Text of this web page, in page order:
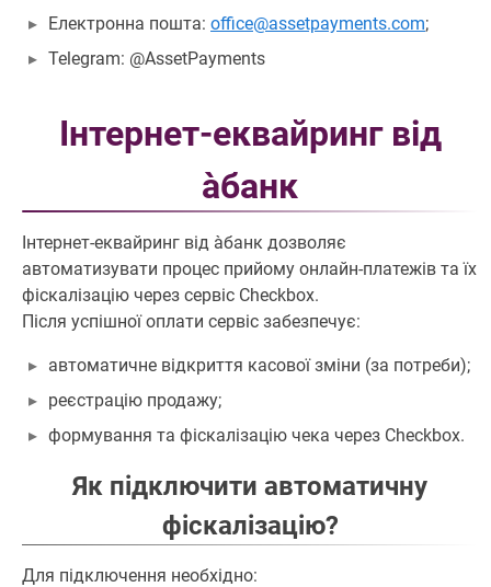
Eлектронна пошта: office@assetpayments.com;
Telegram: @AssetPayments
Інтернет-еквайринг від
àбанк
Інтернет-еквайринг від àбанк дозволяє
автоматизувати процес прийому онлайн-платежів та їх
фіскалізацію через сервіс Checkbox.
Після успішної оплати сервіс забезпечує:
автоматичне відкриття касової зміни (за потреби);
реєстрацію продажу;
формування та фіскалізацію чека через Checkbox.
Як підключити автоматичну
фіскалізацію?
Для підключення необхідно: